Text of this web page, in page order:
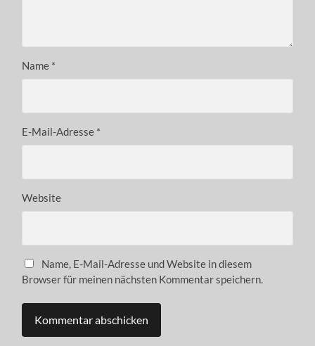
Name *
E-Mail-Adresse *
Website
Name, E-Mail-Adresse und Website in diesem
Browser für meinen nächsten Kommentar speichern.